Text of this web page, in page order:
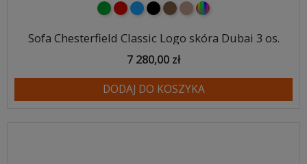
zielonyczerwony
niebieski
czarnybrązowy
jasnobrązowy
wybór koloru
Sofa Chesterfield Classic Logo skóra Dubai 3 os.
7 280,00 zł
DODAJ DO KOSZYKA